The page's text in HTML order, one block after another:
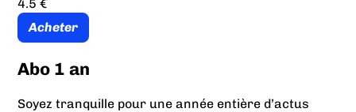
4.5 €
Acheter
Abo 1 an
Soyez tranquille pour une année entière d’actus